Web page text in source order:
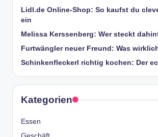
Lidl.de Online-Shop: So kaufst du
ein
Melissa Kerssenberg: Wer steckt
Furtwängler neuer Freund: Was
Schinkenfleckerl richtig kochen: Der
Kategorien
Essen